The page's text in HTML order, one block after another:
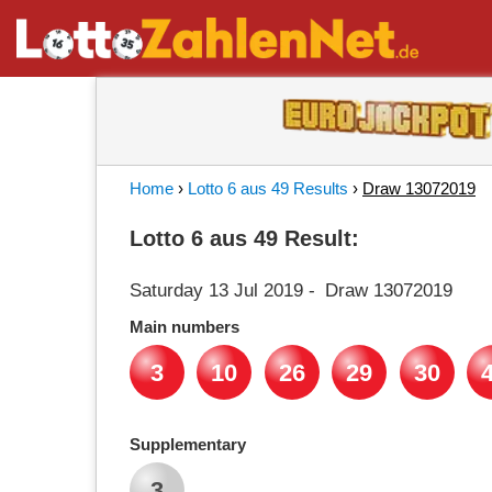
Home › Lotto 6 aus 49 Results › Draw 13072019
Lotto 6 aus 49 Result:
Saturday 13 Jul 2019 - Draw 13072019
Main numbers
3 10 26 29 30
Supplementary